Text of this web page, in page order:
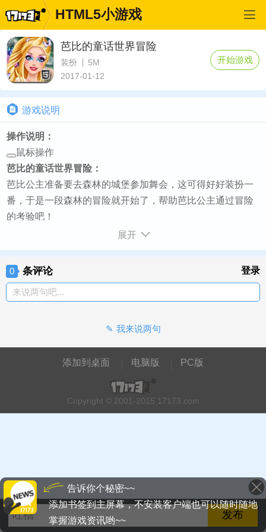
HTML5小游戏
芭比的童话世界冒险
装扮
5M
2017-01-12
开始游戏
游戏说明
操作说明：
鼠标操作
芭比的童话世界冒险：
芭比公主准备要去森林的城堡参加舞会，这可得好好装扮一
番，于是一段森林的冒险就开始了，帮助芭比公主通过冒险
的考验吧！
戏
展开
0 条评论 登录
来说两句吧...
我来说两句
添加到桌面 电脑版 PC版
Copyright © 2001-2015 17173.com
告诉你个秘密~~
添加书签到主屏幕，不安装客户端也可以随时随地
掌握游戏资讯哟~~